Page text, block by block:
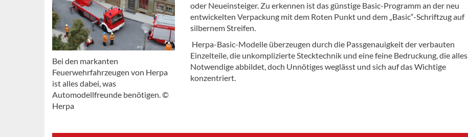
Bei den markanten
Feuerwehrfahrzeugen von Herpa
ist alles dabei, was
Automodellfreunde benötigen. ©
Herpa
oder Neueinsteiger. Zu erkennen ist das günstige Basic-Programm an der neu
entwickelten Verpackung mit dem Roten Punkt und dem „Basic“-Schriftzug auf
silbernem Streifen.
Herpa-Basic-Modelle überzeugen durch die Passgenauigkeit der verbauten
Einzelteile, die unkomplizierte Stecktechnik und eine feine Bedruckung, die alles
Notwendige abbildet, doch Unnötiges weglässt und sich auf das Wichtige
konzentriert.